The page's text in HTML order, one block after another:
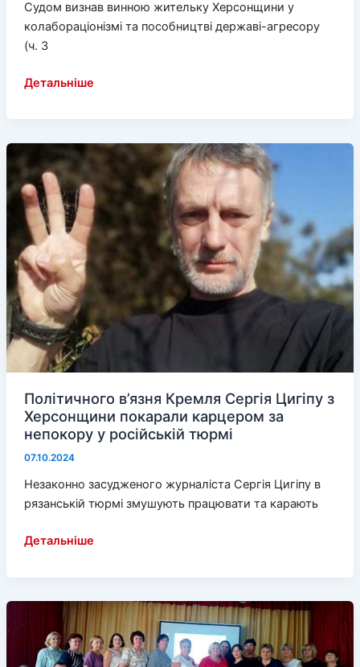
Судом визнав винною жительку Херсонщини у
колабораціонізмі та пособництві державі-агресору
(ч. 3
До
засуджено
директорку
окупаційного
медколеджу
на
Херсонщині
Детальніше
Політичного в’язня Кремля Сергія Цигіпу з
Херсонщини покарали карцером за
непокору у російській тюрмі
07.10.2024
Незаконно засудженого журналіста Сергія Цигіпу в
рязанській тюрмі змушують працювати та карають
Політичного
Сергія
Херсонщини
Детальніше